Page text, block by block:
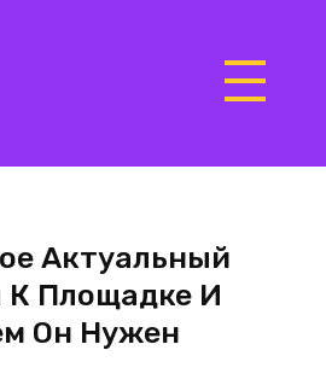
Актуальный
К Площадке И
Он Нужен